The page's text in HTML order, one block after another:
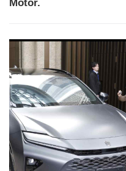
Motor.